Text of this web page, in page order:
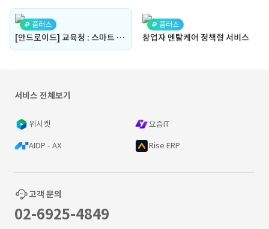
플러스
[안드로이드] 교육청 : 스마트 알림판 앱 개발
플러스
창업자 멘탈케어 정책형 서비스
서비스 전체보기
위시켓 요즘IT
AIDP - AX Rise ERP
고객 문의
02-6925-4849